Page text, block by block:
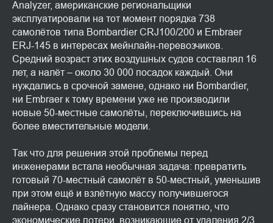
Analyzer, американские региональщики
эксплуатировали на тот момент порядка 738
самолётов типа Bombardier CRJ100/200 и Embraer
ERJ-145 в интересах мейнлайн-перевозчиков.
Средний возраст этих воздушных судов составлял 16
лет, а налёт – около 30 000 посадок каждый. Они
нуждались в срочной замене, однако ни Bombardier,
ни Embraer к тому времени уже не производили
новые 50-местные самолёты, переключившись на
более вместительные модели.
Так что для решения этой проблемы перед
инженерами встала необычная задача: превратить
готовый 70-местный самолёт в 50-местный, уменьшив
при этом ещё и взлётную массу получившегося
лайнера. Однако сразу становится понятно, что
экономические потери, возникающие от удаления 2/3